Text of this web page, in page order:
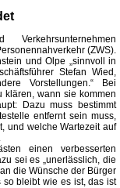
(ZWS).
und Olpe „sinnvoll in
Stefan Wied,
Vorstellungen.“ Bei
klären, wann sie kommen
Dazu muss bestimmt
entfernt sein muss,
und welche Wartezeit auf
einen verbesserten
sei es „unerlässlich, die
die Wünsche der Bürger
so bleibt wie es ist, das ist